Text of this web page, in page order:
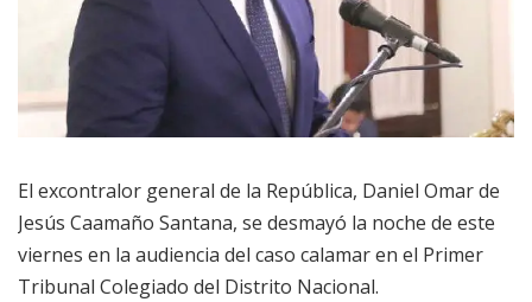
El excontralor general de la República, Daniel Omar de
Jesús Caamaño Santana, se desmayó la noche de este
viernes en la audiencia del caso calamar en el Primer
Tribunal Colegiado del Distrito Nacional.